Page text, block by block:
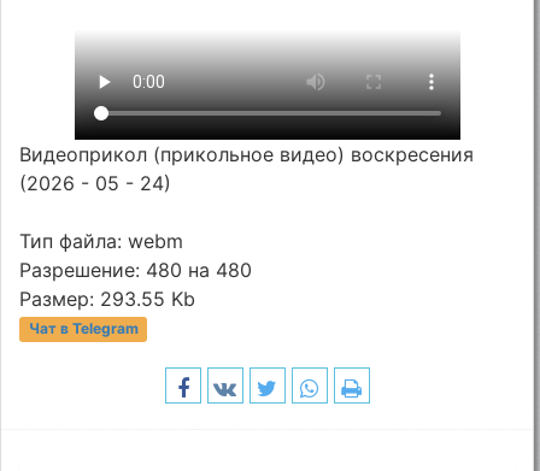
Видеоприкол (прикольное видео) воскресения
(2026 - 05 - 24)
Тип файла: webm
Разрешение: 480 на 480
Размер: 293.55 Kb
Чат в Telegram